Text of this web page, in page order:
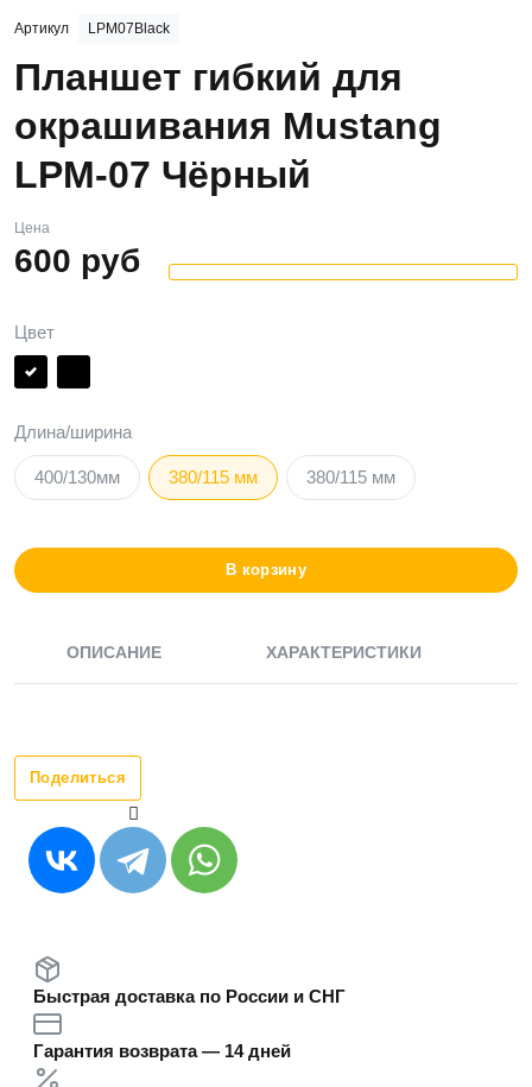
Артикул LPM07Black
Планшет гибкий для
окрашивания Mustang
LPM-07 Чёрный
Цена
600 руб
Цвет
Длина/ширина
400/130мм 380/115 мм 380/115 мм
В корзину
ОПИСАНИЕ ХАРАКТЕРИСТИКИ
Поделиться
Быстрая доставка по России и СНГ
Гарантия возврата — 14 дней